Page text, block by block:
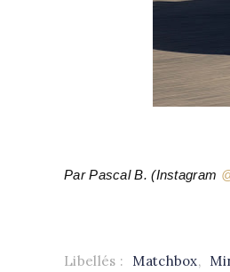
Par Pascal B. (Instagram
Libellés : Matchbox,